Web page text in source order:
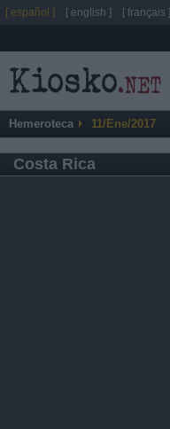
Hemeroteca 11/Ene/2017
Costa Rica
[ español ] [ english ] [ français ]